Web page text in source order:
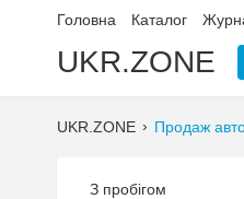
Головна Каталог
UKR.ZONE
UKR.ZONE Продаж
З пробігом